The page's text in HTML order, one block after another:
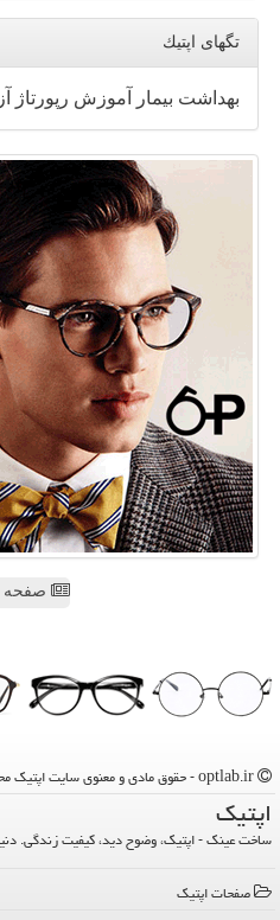
تگهای اپتیك
بهداشت بیمار آموزش رپورتاژ
صفحه
اپتیك
ساخت عینک - اپتیک، وضوح دید، کیفیت زندگی.
صفحات اپتیك